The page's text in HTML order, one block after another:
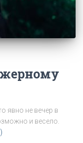
явно не вечер в
и весело.